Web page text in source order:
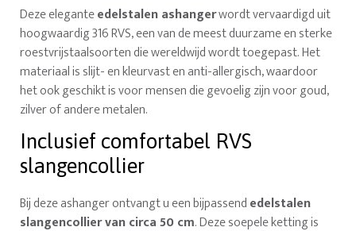
Deze eleganteedelstalen ashangerwordt vervaardigd uit
hoogwaardig 316 RVS, een van de meest duurzame en sterke
roestvrijstaalsoorten die wereldwijd wordt toegepast. Het
materiaal is slijt- en kleurvast en anti-allergisch, waardoor
het ook geschikt is voor mensen die gevoelig zijn voor goud,
zilver of andere metalen.
Inclusief comfortabel RVS
slangencollier
Bij deze ashanger ontvangt u een bijpassendedelstalen
slangencollier van circa 50 cm. Deze soepele ketting is